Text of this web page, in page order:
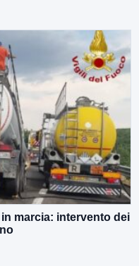
marcia: intervento dei